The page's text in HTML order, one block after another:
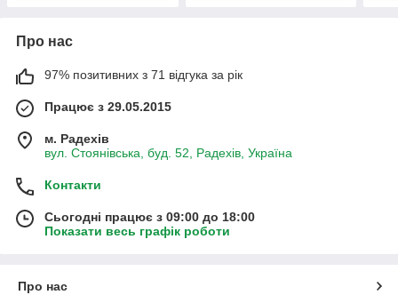
Про нас
97% позитивних з 71 відгука за рік
Працює з 29.05.2015
м. Радехів
вул. Стоянівська, буд. 52, Радехів, Україна
Контакти
Сьогодні працює з 09:00 до 18:00
Показати весь графік роботи
Про нас